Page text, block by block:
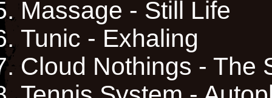
Massage - Still Life
Tunic - Exhaling
Cloud Nothings - The